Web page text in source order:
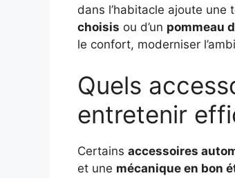
dans l’habitacle ajoute une
choisis ou d’un pommeau
le confort, moderniser
Quels
entretenir
Certains accessoires
et une mécanique en bon